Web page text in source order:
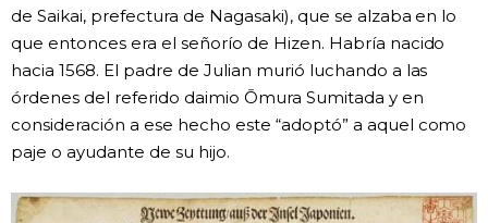
de Saikai, prefectura de Nagasaki), que se alzaba en lo
que entonces era el señorío de Hizen. Habría nacido
hacia 1568. El padre de Julian murió luchando a las
órdenes del referido daimio Ōmura Sumitada y en
consideración a ese hecho este “adoptó” a aquel como
paje o ayudante de su hijo.